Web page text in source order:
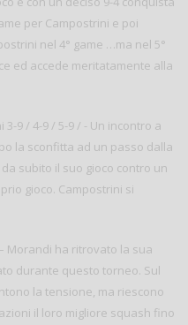
per Campostrini e poi
nel 4° game …ma nel 5°
ed accede meritatamente alla
3-9 / 4-9 / 5-9 / - Un incontro a
la sconfitta ad un passo dalla
subito il suo gioco contro un
gioco. Campostrini si
Morandi ha ritrovato la sua
durante questo torneo. Sul
la tensione, ma riescono
il loro migliore squash fino